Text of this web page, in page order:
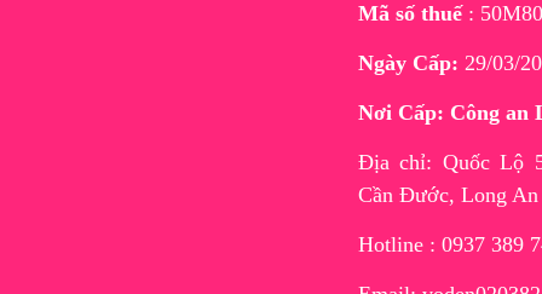
Mã số thuế :
Ngày Cấp: 29/03/
Nơi Cấp: Công an
Địa chỉ: Quốc Lộ
Cần Đước, Long An
Hotline : 0937 389